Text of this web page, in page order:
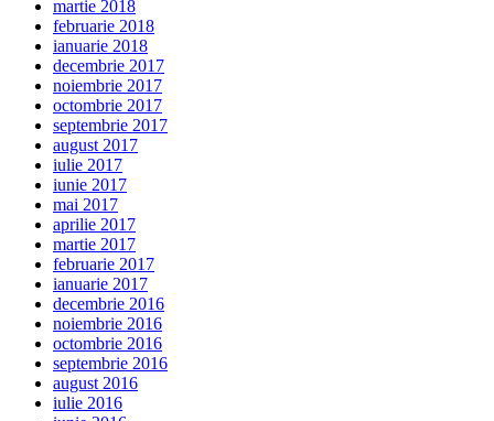
martie 2018
februarie 2018
ianuarie 2018
decembrie 2017
noiembrie 2017
octombrie 2017
septembrie 2017
august 2017
iulie 2017
iunie 2017
mai 2017
aprilie 2017
martie 2017
februarie 2017
ianuarie 2017
decembrie 2016
noiembrie 2016
octombrie 2016
septembrie 2016
august 2016
iulie 2016